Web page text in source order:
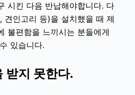
시킨 다음 반납해야합니다. 다
견인고리 등)을 설치했을 때 제
불편함을 느끼시는 분들에게
있습니다.
받지 못한다.